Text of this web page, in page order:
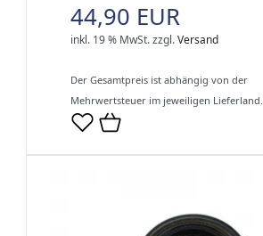
44,90 EUR
inkl. 19 % MwSt.zzgl.Versand
Der Gesamtpreis ist abhängig von der
Mehrwertsteuer im jeweiligen Lieferland.